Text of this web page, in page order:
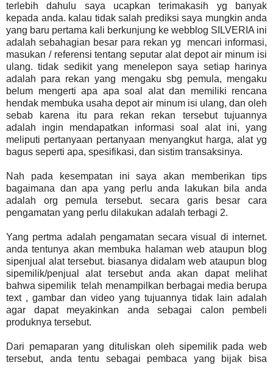
terlebih dahulu saya ucapkan terimakasih yg banyak
kepada anda. kalau tidak salah prediksi saya mungkin anda
yang baru pertama kali berkunjung ke webblog SILVERIA ini
adalah sebahagian besar para rekan yg mencari informasi,
masukan / referensi tentang seputar alat depot air minum isi
ulang. tidak sedikit yang menelepon saya setiap harinya
adalah para rekan yang mengaku sbg pemula, mengaku
belum mengerti apa apa soal alat dan memiliki rencana
hendak membuka usaha depot air minum isi ulang, dan oleh
sebab karena itu para rekan rekan tersebut tujuannya
adalah ingin mendapatkan informasi soal alat ini, yang
meliputi pertanyaan pertanyaan menyangkut harga, alat yg
bagus seperti apa, spesifikasi, dan sistim transaksinya.
Nah pada kesempatan ini saya akan memberikan tips
bagaimana dan apa yang perlu anda lakukan bila anda
adalah org pemula tersebut. secara garis besar cara
pengamatan yang perlu dilakukan adalah terbagi 2.
Yang pertma adalah pengamatan secara visual di internet.
anda tentunya akan membuka halaman web ataupun blog
sipenjual alat tersebut. biasanya didalam web ataupun blog
sipemilik/penjual alat tersebut anda akan dapat melihat
bahwa sipemilik telah menampilkan berbagai media berupa
text , gambar dan video yang tujuannya tidak lain adalah
agar dapat meyakinkan anda sebagai calon pembeli
produknya tersebut.
Dari pemaparan yang dituliskan oleh sipemilik pada web
tersebut, anda tentu sebagai pembaca yang bijak bisa